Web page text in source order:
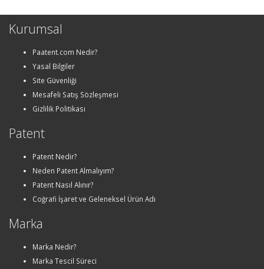
Kurumsal
Paatent.com Nedir?
Yasal Bilgiler
Site Güvenliği
Mesafeli Satış Sözleşmesi
Gizlilik Politikası
Patent
Patent Nedir?
Neden Patent Almalıyım?
Patent Nasıl Alınır?
Coğrafi İşaret ve Geleneksel Ürün Adı
Marka
Marka Nedir?
Marka Tescil Süreci